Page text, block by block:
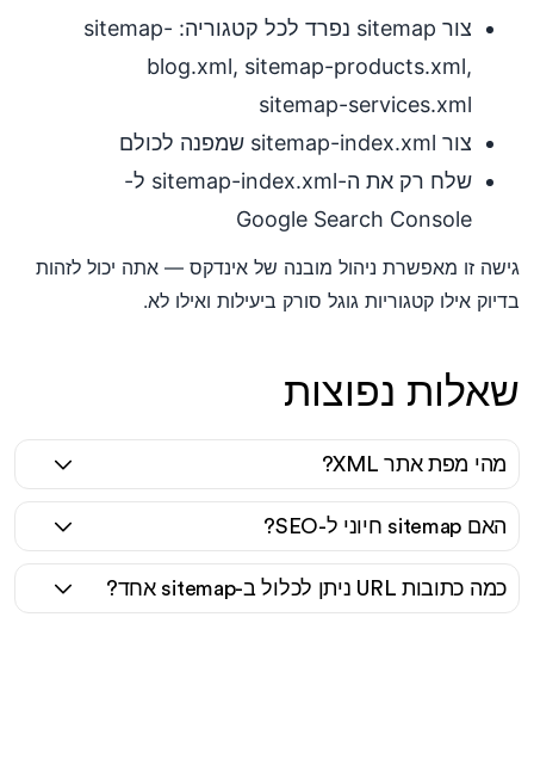
צור sitemap נפרד לכל קטגוריה: sitemap-
blog.xml, sitemap-products.xml,
sitemap-services.xml
צור sitemap-index.xml שמפנה לכולם
שלח רק את ה-sitemap-index.xml ל-
Google Search Console
גישה זו מאפשרת ניהול מובנה של אינדקס — אתה יכול לזהות
בדיוק אילו קטגוריות גוגל סורק ביעילות ואילו לא.
שאלות נפוצות
מהי מפת אתר XML?
האם sitemap חיוני ל-SEO?
כמה כתובות URL ניתן לכלול ב-sitemap אחד?